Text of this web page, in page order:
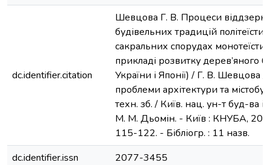
dc.identifier.citation
Шевцова Г. В. Процеси
будівельних традицій
сакральних спорудах
прикладі розвитку дерев’яного
України і Японії) / Г. В. Шевцова //
проблеми архітектури та
техн. зб. / Київ. нац. ун-т буд-ва і
М. М. Дьомін. - Київ : КНУБА,
115-122. - Бібліогр. : 11 назв.
dc.identifier.issn
2077-3455